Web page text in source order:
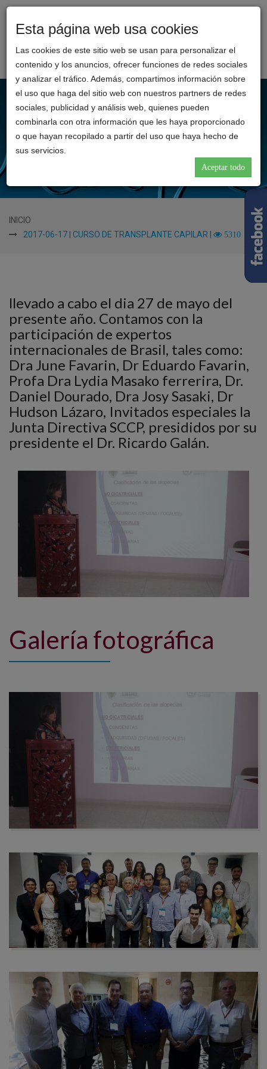
Esta página web usa cookies
Las cookies de este sitio web se usan para personalizar el
contenido y los anuncios, ofrecer funciones de redes sociales
y analizar el tráfico. Además, compartimos información sobre
el uso que haga del sitio web con nuestros partners de redes
sociales, publicidad y análisis web, quienes pueden
combinarla con otra información que les haya proporcionado
o que hayan recopilado a partir del uso que haya hecho de
sus servicios.
Aceptar todo
CLINICA
REINA
CATALINA
INICIO
2017-06-17 | CURSO DE TRANSPLANTE CAPILAR |
5310
llevado a cabo el dia 27 de mayo del
presente año. Contamos con la
participación de expertos
internacionales de Brasil, tales como:
Dra June Favarin, Dr Eduardo Favarin,
Profa Dra Lydia Masako ferrerira, Dr.
Daniel Dourado, Dra Josy Sasaki, Dr
Hudson Lázaro, Invitados especiales la
Junta Directiva SCCP, presididos por su
presidente el Dr. Ricardo Galán.
Galería fotográfica